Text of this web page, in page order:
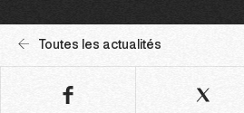
Toutes les actualités